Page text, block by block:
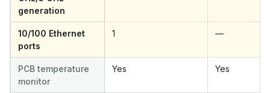
generation
10/100 Ethernet
ports
1 —
PCB temperature
monitor
Yes Yes